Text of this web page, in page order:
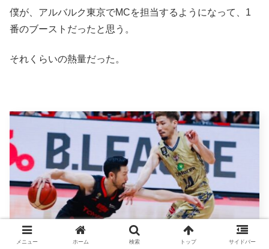
僕が、アルバルク東京でMCを担当するようになって、1
番のブーストだったと思う。
それくらいの熱量だった。
メニュー ホーム 検索 トップ サイドバー